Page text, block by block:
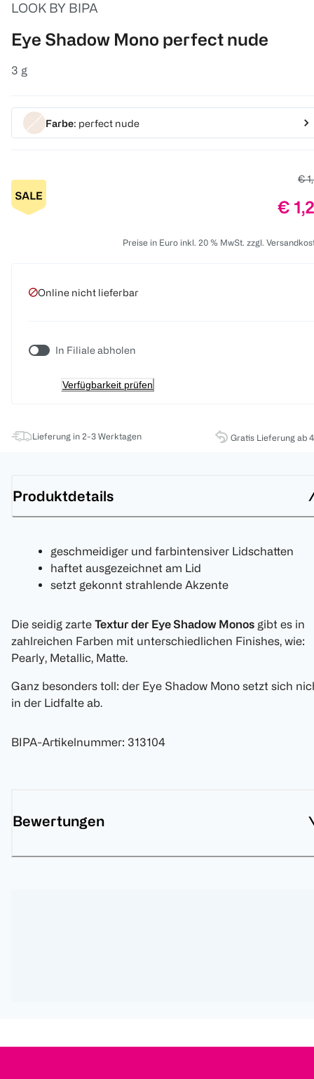
LOOK BY BIPA
Eye Shadow Mono perfect nude
3 g
Farbe: perfect nude
€
€
Preise in Euro inkl. 20 % MwSt. zzgl.
Online nicht lieferbar
In Filiale abholen
Verfügbarkeit prüfen
Lieferung in 2-3 Werktagen Gratis Lieferung ab
Produktdetails
geschmeidiger und farbintensiver Lidschatten
haftet ausgezeichnet am Lid
setzt gekonnt strahlende Akzente
Die seidig zarte Textur der Eye Shadow Monos gibt es in
zahlreichen Farben mit unterschiedlichen Finishes, wie:
Pearly, Metallic, Matte.
Ganz besonders toll: der Eye Shadow Mono setzt sich
in der Lidfalte ab.
BIPA-Artikelnummer: 313104
Bewertungen